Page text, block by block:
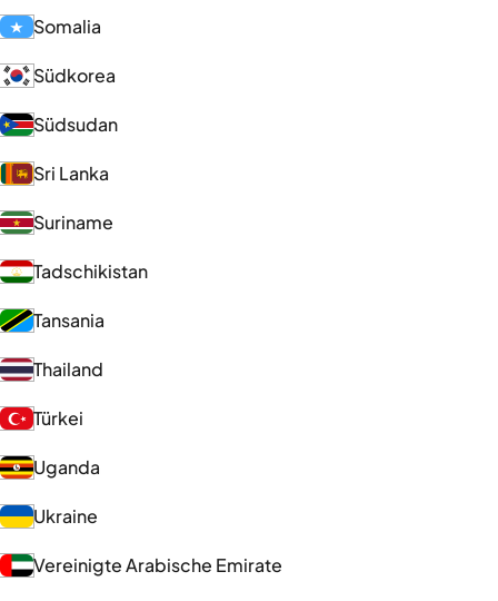
Somalia
Südkorea
Südsudan
Sri Lanka
Suriname
Tadschikistan
Tansania
Thailand
Türkei
Uganda
Ukraine
Vereinigte Arabische Emirate